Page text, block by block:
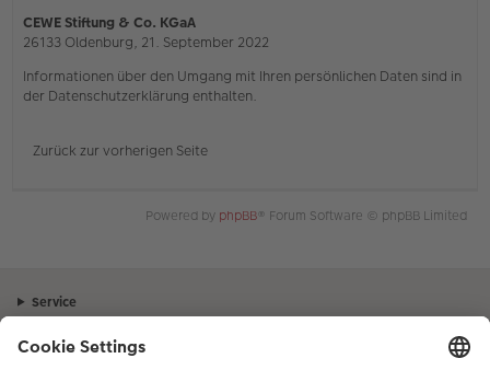
CEWE Stiftung & Co. KGaA
26133 Oldenburg, 21. September 2022
Informationen über den Umgang mit Ihren persönlichen Daten sind in
der Datenschutzerklärung enthalten.
Zurück zur vorherigen Seite
Powered by phpBB® Forum Software © phpBB Limited
Service